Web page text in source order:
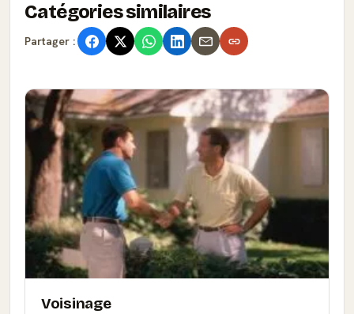
Catégories similaires
Partager :
Voisinage